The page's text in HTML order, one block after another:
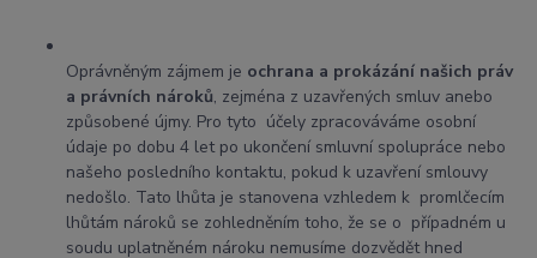
Oprávněným zájmem je ochrana a prokázání našich práv
a právních nároků, zejména z uzavřených smluv anebo
způsobené újmy. Pro tyto účely zpracováváme osobní
údaje po dobu 4 let po ukončení smluvní spolupráce nebo
našeho posledního kontaktu, pokud k uzavření smlouvy
nedošlo. Tato lhůta je stanovena vzhledem k promlčecím
lhůtám nároků se zohledněním toho, že se o případném u
soudu uplatněném nároku nemusíme dozvědět hned